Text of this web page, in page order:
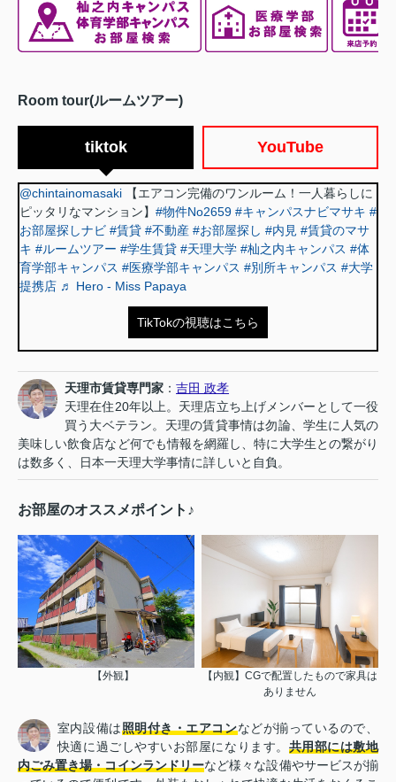
Room tour(ルームツアー)
tiktok YouTube
@chintainomasaki 【エアコン完備のワンルーム！一人暮らしに
ピッタリなマンション】 #物件No2659 #キャンパスナビマサキ #
お部屋探しナビ #賃貸 #不動産 #お部屋探し #内見 #賃貸のマサ
キ #ルームツアー #学生賃貸 #天理大学 #杣之内キャンパス #体
育学部キャンパス #医療学部キャンパス #別所キャンパス #大学
提携店 ♬ Hero - Miss Papaya
TikTokの視聴はこちら
天理市賃貸専門家 ：吉田 政孝
天理在住20年以上。天理店立ち上げメンバーとして一役
買う大ベテラン。天理の賃貸事情は勿論、学生に人気の
美味しい飲食店など何でも情報を網羅し、特に大学生との繋がり
は数多く、日本一天理大学事情に詳しいと自負。
お部屋のオススメポイント♪
【外観】
【内観】CGで配置したもので家具は
ありません
室内設備は照明付き・エアコンなどが揃っているので、
快適に過ごしやすいお部屋になります。 共用部には敷地
内ごみ置き場・コインランドリーなど様々な設備やサービスが揃